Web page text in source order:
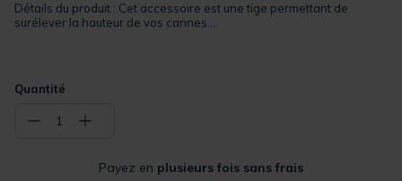
Détails du produit : Cet accessoire est une tige permettant de
surélever la hauteur de vos cannes....
Quantité
− 1 +
Payez en plusieurs fois sans frais